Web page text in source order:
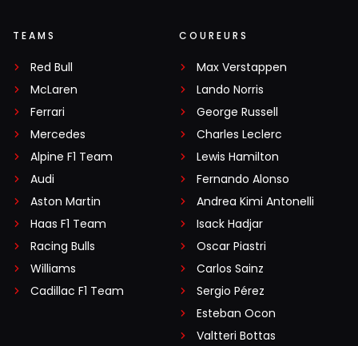
TEAMS
Red Bull
McLaren
Ferrari
Mercedes
Alpine F1 Team
Audi
Aston Martin
Haas F1 Team
Racing Bulls
Williams
Cadillac F1 Team
COUREURS
Max Verstappen
Lando Norris
George Russell
Charles Leclerc
Lewis Hamilton
Fernando Alonso
Andrea Kimi Antonelli
Isack Hadjar
Oscar Piastri
Carlos Sainz
Sergio Pérez
Esteban Ocon
Valtteri Bottas